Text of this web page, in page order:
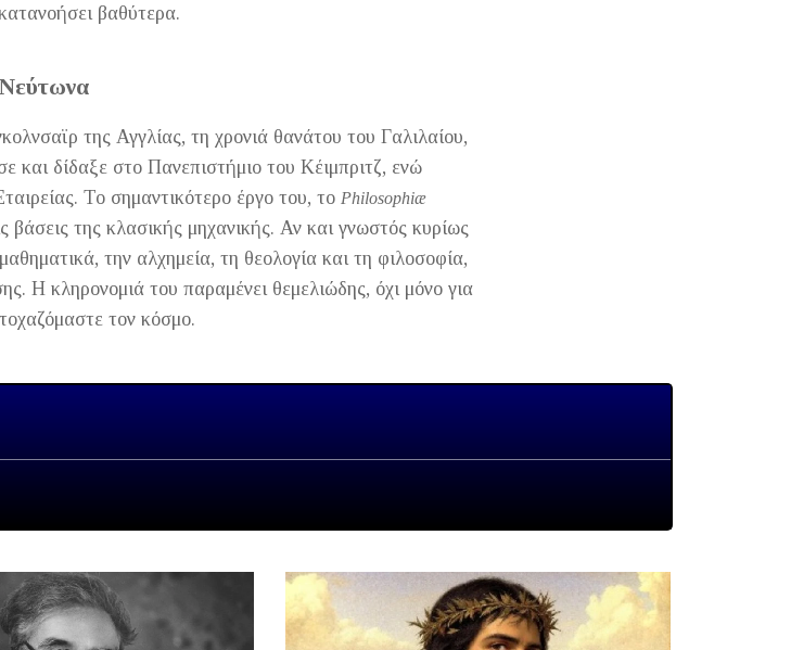
βαθύτερα.
της Αγγλίας, τη χρονιά θανάτου του Γαλιλαίου,
και δίδαξε στο Πανεπιστήμιο του Κέιμπριτζ, ενώ
Το σημαντικότερο έργο του, το Philosophiæ
βάσεις της κλασικής μηχανικής. Αν και γνωστός κυρίως
την αλχημεία, τη θεολογία και τη φιλοσοφία,
Η κληρονομιά του παραμένει θεμελιώδης, όχι μόνο για
τον κόσμο.